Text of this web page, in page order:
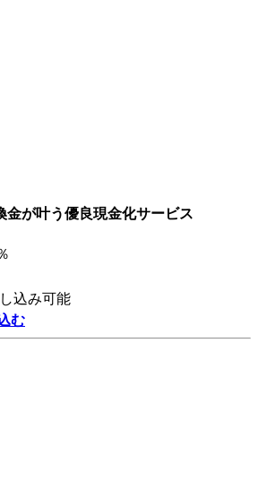
金が叶う優良現金化サービス
込み可能
む